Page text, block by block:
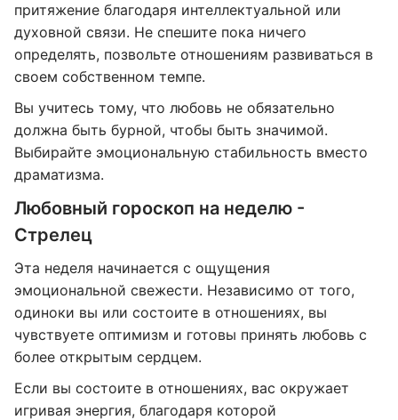
притяжение благодаря интеллектуальной или
духовной связи. Не спешите пока ничего
определять, позвольте отношениям развиваться в
своем собственном темпе.
Вы учитесь тому, что любовь не обязательно
должна быть бурной, чтобы быть значимой.
Выбирайте эмоциональную стабильность вместо
драматизма.
Любовный гороскоп на неделю -
Стрелец
Эта неделя начинается с ощущения
эмоциональной свежести. Независимо от того,
одиноки вы или состоите в отношениях, вы
чувствуете оптимизм и готовы принять любовь с
более открытым сердцем.
Если вы состоите в отношениях, вас окружает
игривая энергия, благодаря которой